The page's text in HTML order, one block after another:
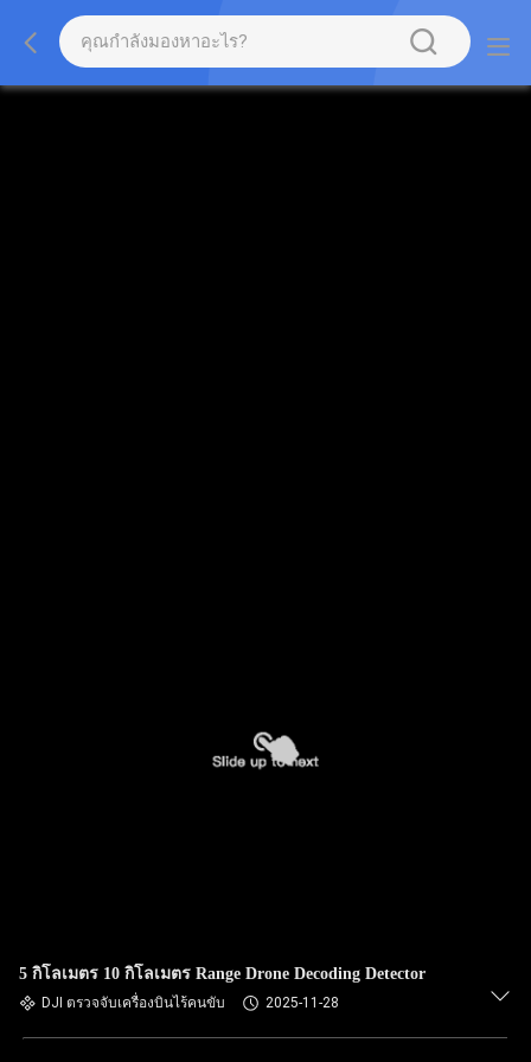
5 กิโลเมตร 10 กิโลเมตร Range Drone Decoding Detector
DJI ตรวจจับเครื่องบินไร้คนขับ 2025-11-28